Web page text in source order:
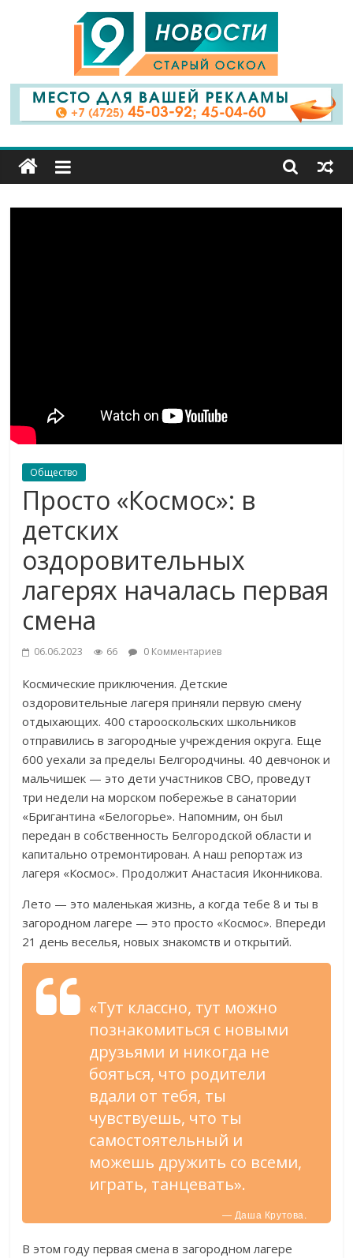
9
Канал
Старый
Общество
Просто «Космос»: в
детских
оздоровительных
лагерях началась первая
смена
06.06.2023 66 0 Комментариев
Космические приключения. Детские
оздоровительные лагеря приняли первую смену
отдыхающих. 400 старооскольских школьников
отправились в загородные учреждения округа. Еще
600 уехали за пределы Белгородчины. 40 девчонок и
мальчишек — это дети участников СВО, проведут
три недели на морском побережье в санатории
«Бригантина «Белогорье». Напомним, он был
передан в собственность Белгородской области и
капитально отремонтирован. А наш репортаж из
лагеря «Космос». Продолжит Анастасия Иконникова.
Лето — это маленькая жизнь, а когда тебе 8 и ты в
загородном лагере — это просто «Космос». Впереди
21 день веселья, новых знакомств и открытий.
«Тут классно, тут можно
познакомиться с новыми
друзьями и никогда не
бояться, что родители
вдали от тебя, ты
чувствуешь, что ты
самостоятельный и
можешь дружить со всеми,
играть, танцевать».
— Даша Крутова.
В этом году первая смена в загородном лагере